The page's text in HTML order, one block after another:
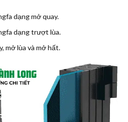
dạng mở quay.
dạng trượt lùa.
mở lùa và mở hất.